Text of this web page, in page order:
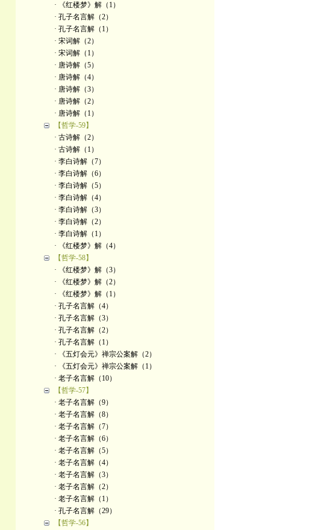
· 《红楼梦》解（1）
· 孔子名言解（2）
· 孔子名言解（1）
· 宋词解（2）
· 宋词解（1）
· 唐诗解（5）
· 唐诗解（4）
· 唐诗解（3）
· 唐诗解（2）
· 唐诗解（1）
【哲学-59】
· 古诗解（2）
· 古诗解（1）
· 李白诗解（7）
· 李白诗解（6）
· 李白诗解（5）
· 李白诗解（4）
· 李白诗解（3）
· 李白诗解（2）
· 李白诗解（1）
· 《红楼梦》解（4）
【哲学-58】
· 《红楼梦》解（3）
· 《红楼梦》解（2）
· 《红楼梦》解（1）
· 孔子名言解（4）
· 孔子名言解（3）
· 孔子名言解（2）
· 孔子名言解（1）
· 《五灯会元》禅宗公案解（2）
· 《五灯会元》禅宗公案解（1）
· 老子名言解（10）
【哲学-57】
· 老子名言解（9）
· 老子名言解（8）
· 老子名言解（7）
· 老子名言解（6）
· 老子名言解（5）
· 老子名言解（4）
· 老子名言解（3）
· 老子名言解（2）
· 老子名言解（1）
· 孔子名言解（29）
【哲学-56】